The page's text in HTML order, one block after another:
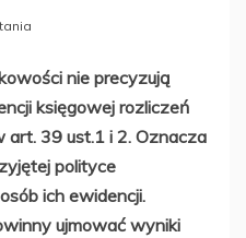
nie precyzują
księgowej rozliczeń
39 ust.1 i 2. Oznacza
polityce
ich ewidencji.
ujmować wyniki